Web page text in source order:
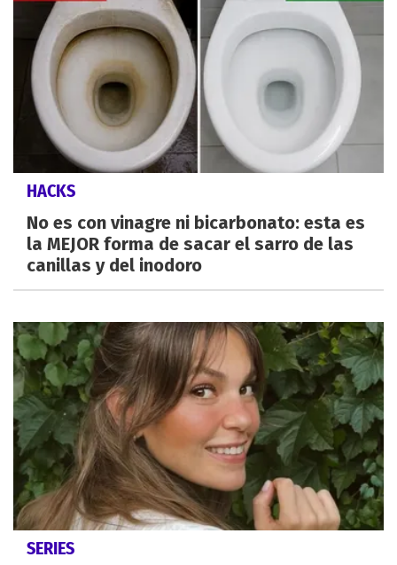
HACKS
No es con vinagre ni bicarbonato: esta es
la MEJOR forma de sacar el sarro de las
canillas y del inodoro
SERIES